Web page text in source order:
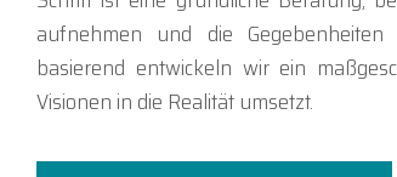
aufnehmen und die
basierend entwickeln wir ein
Visionen in die Realität umsetzt.